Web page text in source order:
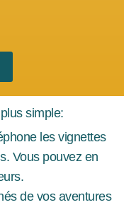
simple:
les vignettes
Vous pouvez en
de vos aventures